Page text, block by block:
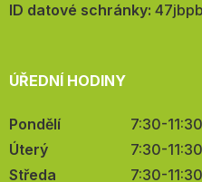
mail:
ID datové schránky:
ÚŘEDNÍ HODINY
Pondělí
7:30-
Úterý
7:30-
Středa
7:30-